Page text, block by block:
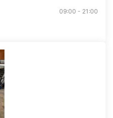
09:00 - 21:00